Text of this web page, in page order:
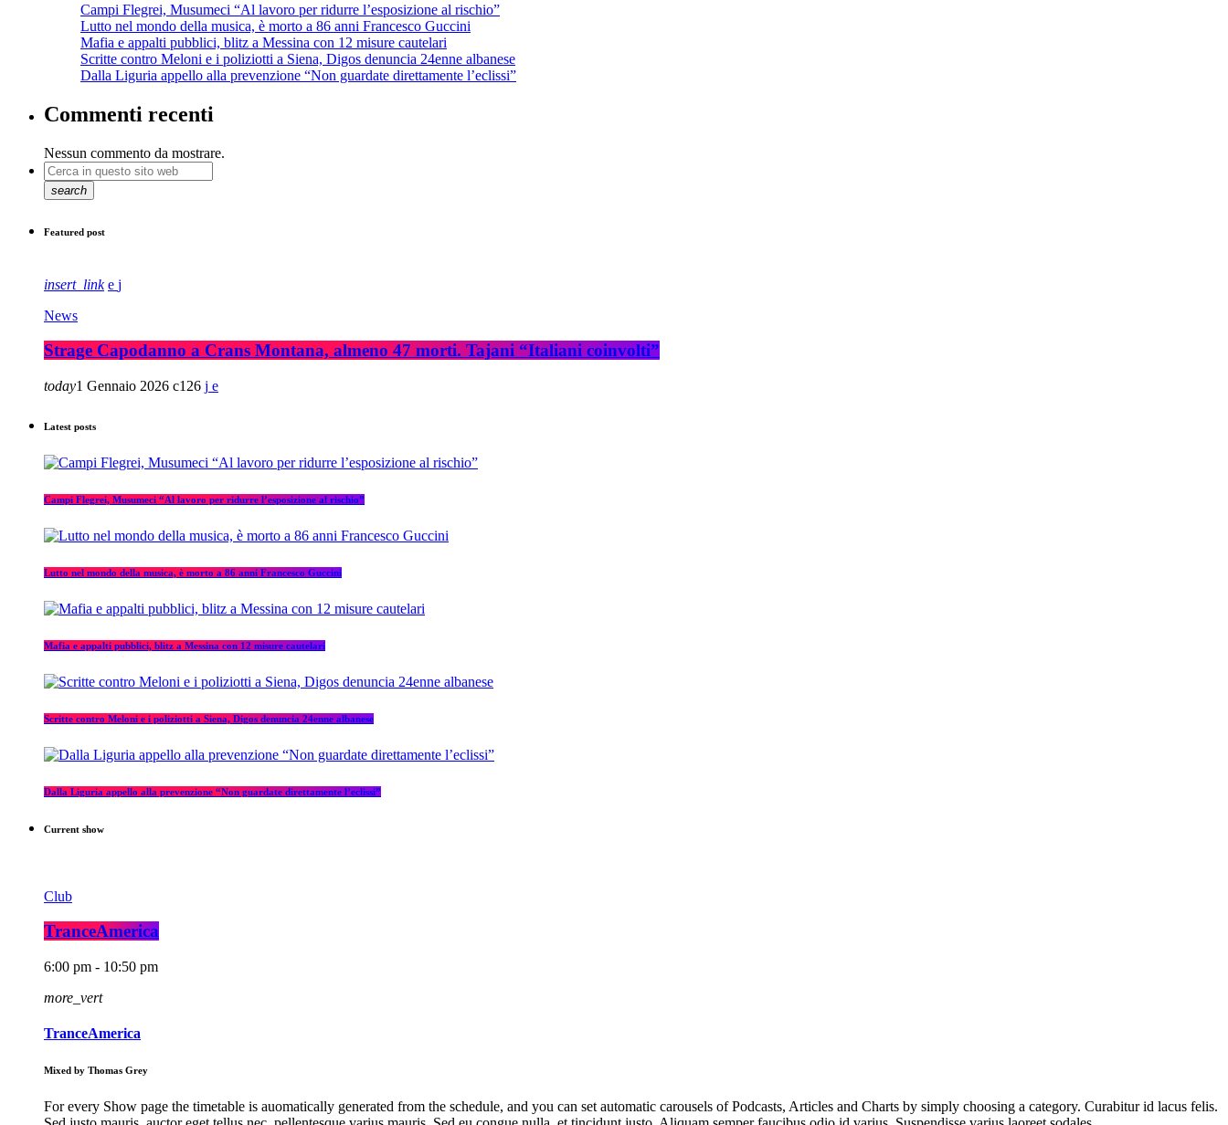
Campi Flegrei, Musumeci “Al lavoro per ridurre l’esposizione al rischio”
Lutto nel mondo della musica, è morto a 86 anni Francesco Guccini
Mafia e appalti pubblici, blitz a Messina con 12 misure cautelari
Scritte contro Meloni e i poliziotti a Siena, Digos denuncia 24enne albanese
Dalla Liguria appello alla prevenzione “Non guardate direttamente l’eclissi”
Commenti recenti
Nessun commento da mostrare.
search
Featured post
insert_link
News
Strage Capodanno a Crans Montana, almeno 47 morti. Tajani “Italiani coinvolti”
today1 Gennaio 2026 126
Latest posts
Campi Flegrei, Musumeci “Al lavoro per ridurre l’esposizione al rischio”
Lutto nel mondo della musica, è morto a 86 anni Francesco Guccini
Mafia e appalti pubblici, blitz a Messina con 12 misure cautelari
Scritte contro Meloni e i poliziotti a Siena, Digos denuncia 24enne albanese
Dalla Liguria appello alla prevenzione “Non guardate direttamente l’eclissi”
Current show
Club
TranceAmerica
6:00 pm - 10:50 pm
more_vert
TranceAmerica
Mixed by Thomas Grey
For every Show page the timetable is auomatically generated from the schedule, and you can set automatic carousels of Podcasts, Articles and Charts by simply choosing a category. Curabitur id lacus felis.